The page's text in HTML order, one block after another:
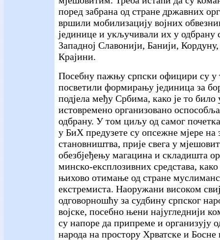
поред забрана од стране државних
вршили мобилизацију војних
јединице и укључивали их у одбрану
Западној Славонији, Банији,
Крајини.
Посебну пажњу српски официри су у
посветили формирању јединица за
подјела међу Србима, како је то
истовремено организовано
одбрану. У том циљу од самог
у БиХ предузете су опсежне мјере на
становништва, прије свега у
обезбјеђењу магацина и складишта
минско-експлозивних средстава,
њихово отимање од стране
екстремиста. Наоружани високом
одговорношћу за судбину српског
војске, посебно њени најугледнији
су напоре да припреме и организују
народа на простору Хрватске и